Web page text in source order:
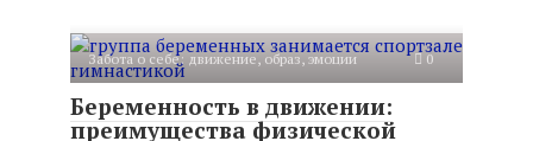
Забота о себе: движение, образ, эмоции 0
Беременность в движении:
преимущества физической